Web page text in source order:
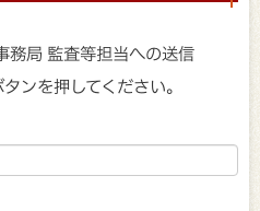
務局 監査等担当への送信
ンを押してください。